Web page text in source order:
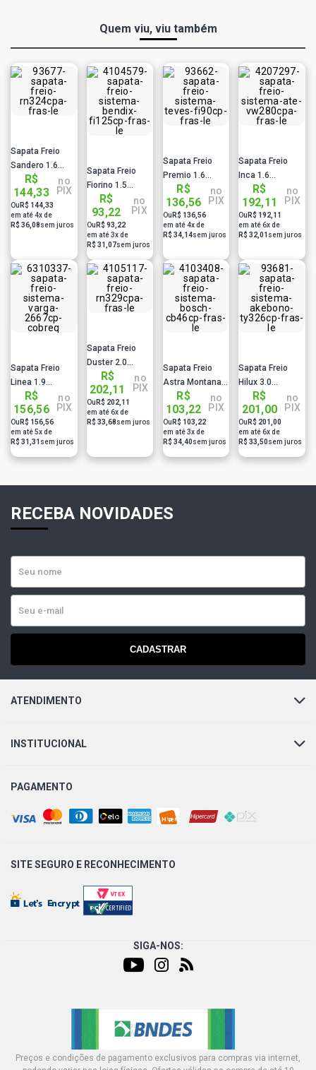
Quem viu, viu também
Sapata Freio
Sandero 1.6
Rn324Cpa Fras
Le
R$
144,33
no
PIX
Ou R$ 144,33
em até 4x de
R$ 36,08sem juros
Sapata Freio
Fiorino 1.5
Sistema Bendix
Fi125Cp Fras Le
R$
93,22
no
PIX
Ou R$ 93,22
em até 3x de
R$ 31,07sem juros
Sapata Freio
Premio 1.6
Sistema Teves
Fi90Cp Fras Le
R$
136,56
no
PIX
Ou R$ 136,56
em até 4x de
R$ 34,14sem juros
Sapata Freio
Inca 1.6
Sistema Ate
Vw280Cpa Fras
Le
R$
192,11
no
PIX
Ou R$ 192,11
em até 6x de
R$ 32,01 sem juros
Sapata Freio
Linea 1.9
Sistema Varga
2667Cp Cobreq
R$
156,56
no
PIX
Ou R$ 156,56
em até 5x de
R$ 31,31 sem juros
Sapata Freio
Duster 2.0
Rn329Cpa Fras
Le
R$
202,11
no
PIX
Ou R$ 202,11
em até 6x de
R$ 33,68sem juros
Sapata Freio
Astra Montana
Vectra Sistema
Bosch Cb46Cp
Frasle
R$
103,22
no
PIX
Ou R$ 103,22
em até 3x de
R$ 34,40sem juros
Sapata Freio
Hilux 3.0
Sistema
Akebono
Ty326Cp Fras Le
R$
201,00
no
PIX
Ou R$ 201,00
em até 6x de
R$ 33,50sem juros
RECEBA NOVIDADES
CADASTRAR
ATENDIMENTO
INSTITUCIONAL
PAGAMENTO
SITE SEGURO E RECONHECIMENTO
SIGA-NOS:
Preços e condições de pagamento exclusivos para compras via internet,